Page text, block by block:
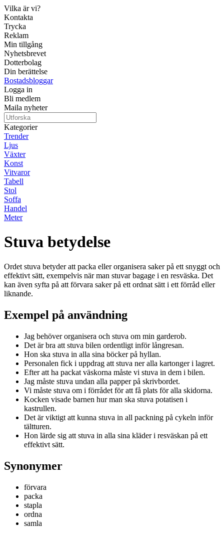
Vilka är vi?
Kontakta
Trycka
Reklam
Min tillgång
Nyhetsbrevet
Dotterbolag
Din berättelse
Bostadsbloggar
Logga in
Bli medlem
Maila nyheter
Kategorier
Trender
Ljus
Växter
Konst
Vitvaror
Tabell
Stol
Soffa
Handel
Meter
Stuva betydelse
Ordet stuva betyder att packa eller organisera saker på ett snyggt och
effektivt sätt, exempelvis när man stuvar bagage i en resväska. Det
kan även syfta på att förvara saker på ett ordnat sätt i ett förråd eller
liknande.
Exempel på användning
Jag behöver organisera och stuva om min garderob.
Det är bra att stuva bilen ordentligt inför långresan.
Hon ska stuva in alla sina böcker på hyllan.
Personalen fick i uppdrag att stuva ner alla kartonger i lagret.
Efter att ha packat väskorna måste vi stuva in dem i bilen.
Jag måste stuva undan alla papper på skrivbordet.
Vi måste stuva om i förrådet för att få plats för alla skidorna.
Kocken visade barnen hur man ska stuva potatisen i
kastrullen.
Det är viktigt att kunna stuva in all packning på cykeln inför
tältturen.
Hon lärde sig att stuva in alla sina kläder i resväskan på ett
effektivt sätt.
Synonymer
förvara
packa
stapla
ordna
samla